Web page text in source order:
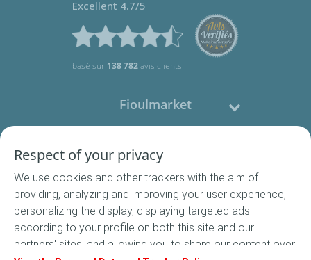
Excellent 4.7/5
basé sur 138 782avis clients
Fioulmarket
Nous contacter
Suivez-nous
Respect of your privacy
We use cookies and other trackers with the aim of
providing, analyzing and improving your user experience,
personalizing the display, displaying targeted ads
according to your profile on both this site and our
partners' sites, and allowing you to share our content over